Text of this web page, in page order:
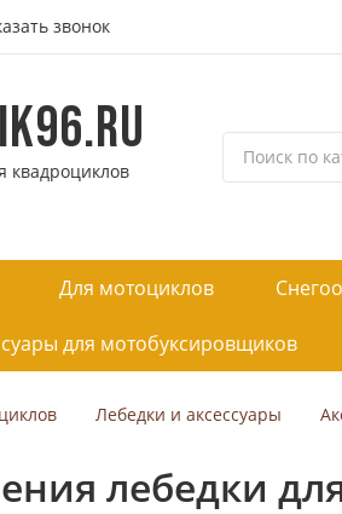
звонок
квадроциклов
к
к
а
т
о
Для мотоциклов
для мотобуксировщиков
Лебедки и аксессуары
лебедки